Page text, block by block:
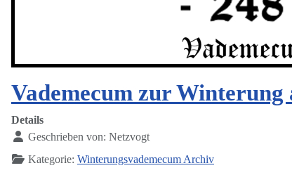
Vademecum zur Winterung
Details
Geschrieben von: Netzvogt
Kategorie: Winterungsvademecum Archiv